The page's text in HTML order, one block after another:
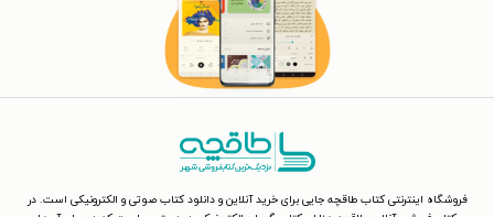
فروشگاه اینترنتی کتاب طاقچه جایی برای خرید آنلاین و دانلود کتاب صوتی و الکترونیکی است. در